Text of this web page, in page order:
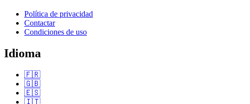
Política de privacidad
Contactar
Condiciones de uso
Idioma
🇫🇷
🇬🇧
🇪🇸
🇮🇹